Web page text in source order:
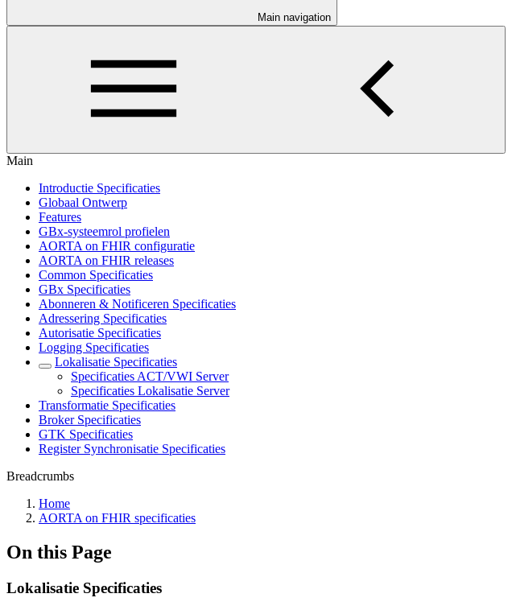
Main navigation
Main
Introductie Specificaties
Globaal Ontwerp
Features
GBx-systeemrol profielen
AORTA on FHIR configuratie
AORTA on FHIR releases
Common Specificaties
GBx Specificaties
Abonneren & Notificeren Specificaties
Adressering Specificaties
Autorisatie Specificaties
Logging Specificaties
Lokalisatie Specificaties
Specificaties ACT/VWI Server
Specificaties Lokalisatie Server
Transformatie Specificaties
Broker Specificaties
GTK Specificaties
Register Synchronisatie Specificaties
Breadcrumbs
Home
AORTA on FHIR specificaties
On this Page
Lokalisatie Specificaties